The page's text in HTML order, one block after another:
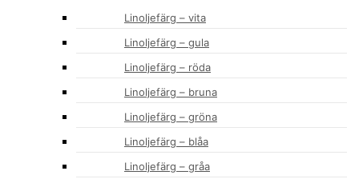
Linoljefärg – vita
Linoljefärg – gula
Linoljefärg – röda
Linoljefärg – bruna
Linoljefärg – gröna
Linoljefärg – blåa
Linoljefärg – gråa